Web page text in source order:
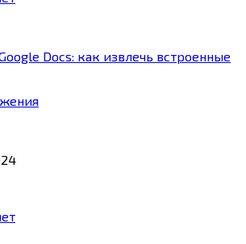
Docs: как извлечь встроенные